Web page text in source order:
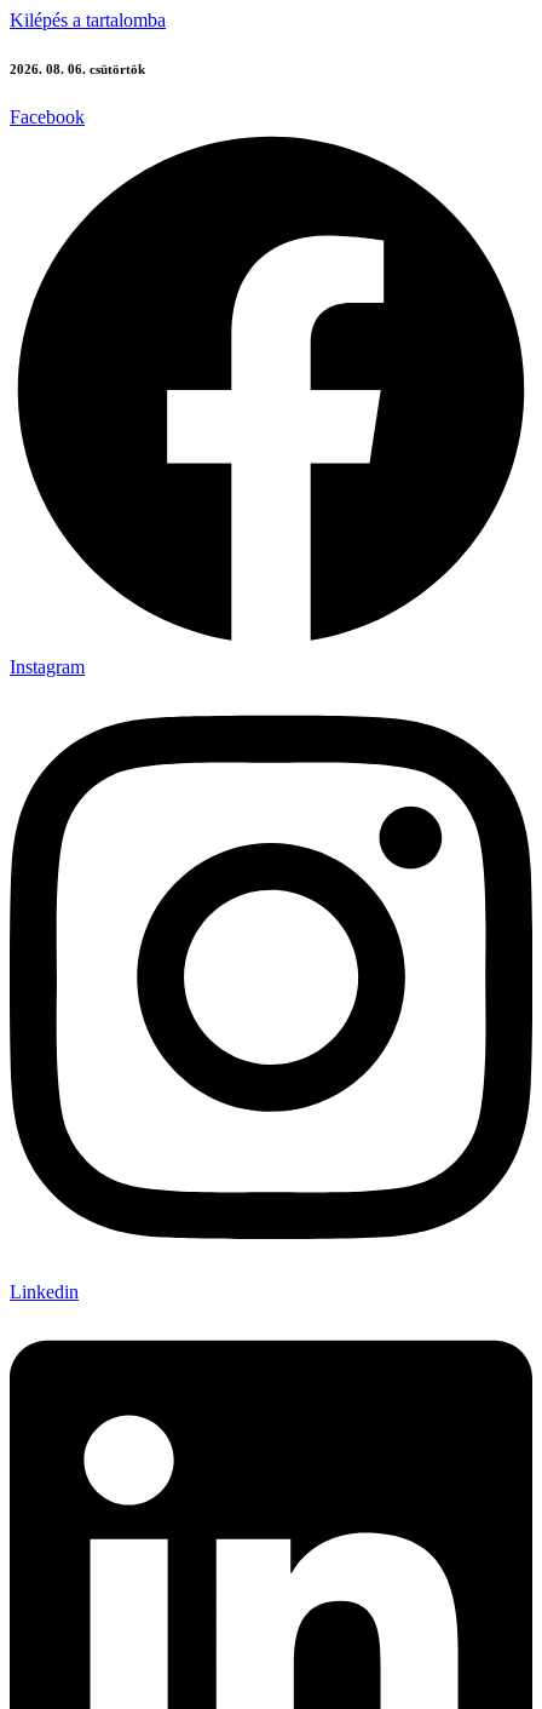
Kilépés a tartalomba
2026. 08. 06. csütörtök
Facebook
Instagram
Linkedin